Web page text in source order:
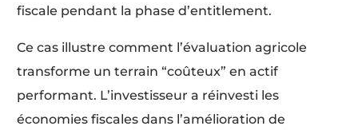
fiscale pendant la phase d’entitlement.
Ce cas illustre comment l’évaluation agricole
transforme un terrain “coûteux” en actif
performant. L’investisseur a réinvesti les
économies fiscales dans l’amélioration de